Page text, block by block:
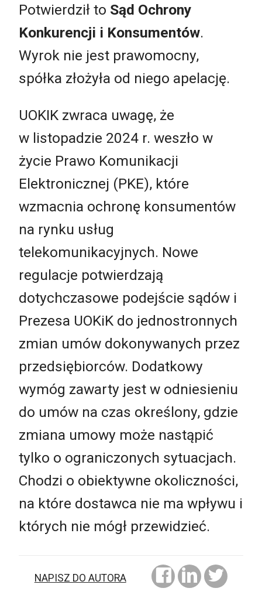
Potwierdził to Sąd Ochrony
Konkurencji i Konsumentów.
Wyrok nie jest prawomocny,
spółka złożyła od niego apelację.
UOKIK zwraca uwagę, że
w listopadzie 2024 r. weszło w
życie Prawo Komunikacji
Elektronicznej (PKE), które
wzmacnia ochronę konsumentów
na rynku usług
telekomunikacyjnych. Nowe
regulacje potwierdzają
dotychczasowe podejście sądów i
Prezesa UOKiK do jednostronnych
zmian umów dokonywanych przez
przedsiębiorców. Dodatkowy
wymóg zawarty jest w odniesieniu
do umów na czas określony, gdzie
zmiana umowy może nastąpić
tylko o ograniczonych sytuacjach.
Chodzi o obiektywne okoliczności,
na które dostawca nie ma wpływu i
których nie mógł przewidzieć.
NAPISZ DO AUTORA